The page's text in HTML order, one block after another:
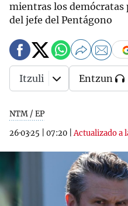
mientras los
del jefe del Pentágono
NTM / EP
26·03·25
07:20 |Actualizado a
Itzuli Entzun